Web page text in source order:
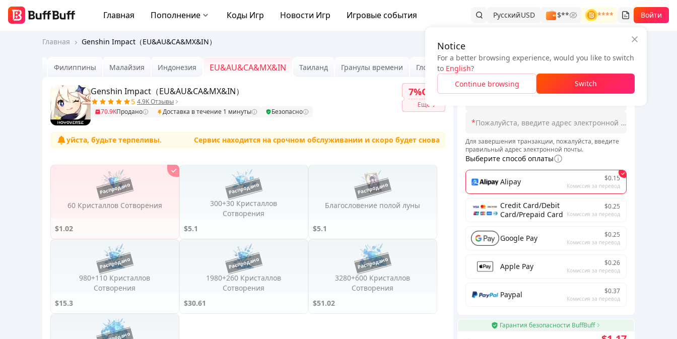
Главная Пополнение Коды Игр Новости Игр Игровые события РусскийUSD $** **** Войти
Главная Genshin Impact（EU&AU&CA&MX&IN）
Информация о заказе
*
*
Для завершения транзакции, пожалуйста, введите
правильный адрес электронной почты.
Выберите способ оплаты
Alipay $0.15
Комиссия за перевод
Credit Card/Debit
Card/Prepaid Card
$0.25
Комиссия за перевод
Google Pay $0.25
Комиссия за перевод
Apple Pay $0.26
Комиссия за перевод
Paypal $0.37
Комиссия за перевод
Гарантия безопасности BuffBuff
Филиппины Малайзия Индонезия EU&AU&CA&MX&IN Таиланд Гранулы времени Глобальный
Genshin Impact（EU&AU&CA&MX&IN）
5 4.9K Отзывы
70.9KПродано Доставка в течение 1 минуты Безопасно
7%OFF
Ещё
Пожалуйста, будьте терпеливы. Сервис находится на срочном обслуживании и скоро будет снова доступен. Пожалуйста, будьте терпеливы.
60 Кристаллов Сотворения
$1.02
300+30 Кристаллов
Сотворения
$5.1
Благословение полой луны
$5.1
980+110 Кристаллов
Сотворения
$15.3
1980+260 Кристаллов
Сотворения
$30.61
3280+600 Кристаллов
Сотворения
$51.02
Notice
For a better browsing experience, would you like to switch
to English?
Continue browsing
Switch